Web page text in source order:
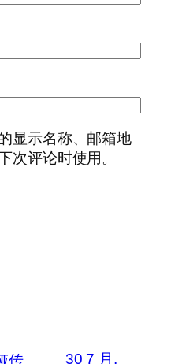
显示名称、邮箱地
次评论时使用。
传
30 7 月,